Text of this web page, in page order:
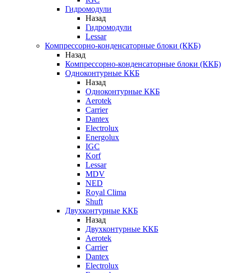
Гидромодули
Назад
Гидромодули
Lessar
Компрессорно-конденсаторные блоки (ККБ)
Назад
Компрессорно-конденсаторные блоки (ККБ)
Одноконтурные ККБ
Назад
Одноконтурные ККБ
Aerotek
Carrier
Dantex
Electrolux
Energolux
IGC
Korf
Lessar
MDV
NED
Royal Clima
Shuft
Двухконтурные ККБ
Назад
Двухконтурные ККБ
Aerotek
Carrier
Dantex
Electrolux